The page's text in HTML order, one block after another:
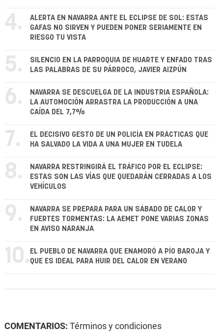
4.
ALERTA EN NAVARRA ANTE EL ECLIPSE DE SOL: ESTAS
GAFAS NO SIRVEN Y PUEDEN PONER SERIAMENTE EN
RIESGO TU VISTA
5.
SILENCIO EN LA PARROQUIA DE HUARTE Y ENFADO TRAS
LAS PALABRAS DE SU PÁRROCO, JAVIER AIZPÚN
6.
NAVARRA SE DESCUELGA DE LA INDUSTRIA ESPAÑOLA:
LA AUTOMOCIÓN ARRASTRA LA PRODUCCIÓN A UNA
CAÍDA DEL 7,7%
7.
EL DECISIVO GESTO DE UN POLICÍA EN PRÁCTICAS QUE
HA SALVADO LA VIDA A UNA MUJER EN TUDELA
8.
NAVARRA RESTRINGIRÁ EL TRÁFICO POR EL ECLIPSE:
ESTAS SON LAS VÍAS QUE QUEDARÁN CERRADAS A LOS
VEHÍCULOS
9.
NAVARRA SE PREPARA PARA UN SÁBADO DE CALOR Y
FUERTES TORMENTAS: LA AEMET PONE VARIAS ZONAS
EN AVISO NARANJA
10. EL PUEBLO DE NAVARRA QUE ENAMORÓ A PÍO BAROJA Y
QUE ES IDEAL PARA HUIR DEL CALOR EN VERANO
COMENTARIOS: Términos y condiciones